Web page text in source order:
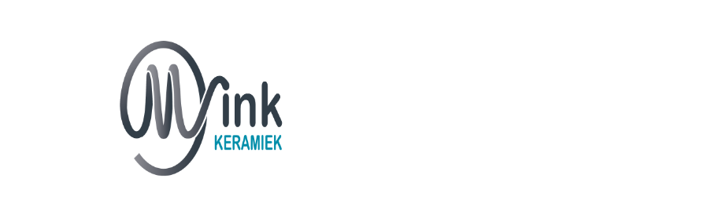
Ga door naar navigatie
Ga naar de inhoud